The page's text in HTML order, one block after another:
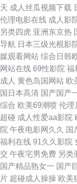
国产成人自拍一区 成人
人操学生妹 国产精品
91在线播放大神 91青
频 性爱专区 手机福利
网 国产视频96页 国产久
re 91视频福利中文网
每日AV更新 91com在
天 成人丝瓜视频下载
伦理电影在线 成人影
另类四虎 亚洲东京热
导航 日本三级光棍影
媒观看网站 综合日韩
网站在线 69性影院 福
成人 黄色岛国网站 欧
国日本高清 国产国产
综合 欧美69潮喷 伦理
超碰 成人性爱aa影院
院 午夜电影网久久 国
福利在线 91久久影院
交 午夜宅男免费 另类
国产精品熟女一 国产
片 超碰成人操操 欧美